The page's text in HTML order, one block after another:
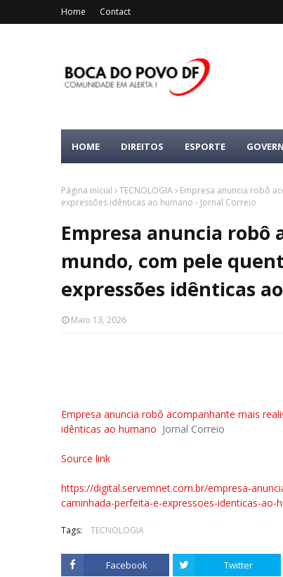
Home Contact
HOME DIREITOS ESPORTE
Página inicial TECNOLOGIA
Empresa anuncia robô
expressões idênticas ao humano - Jornal Correio
Empresa anuncia
mundo, com pele
expressões idênticas
Maio 13, 2026
Empresa anuncia robô acompanhante mais
idênticas ao humano Jornal Correio
Source link
https://digital.servemnet.com.br/empresa-
caminhada-perfeita-e-expressoes-identicas-ao-
Tags: TECNOLOGIA
Facebook Twitter